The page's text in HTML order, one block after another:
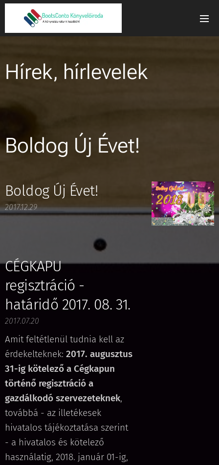
Hírek, hírlevelek
Boldog Új Évet!
Boldog Új Évet!
2017.12.29
CÉGKAPU
regisztráció -
határidő 2017. 08. 31.
2017.07.20
Amit feltétlenül tudnia kell az
érdekelteknek: 2017. augusztus
31-ig kötelező a Cégkapun
történő regisztráció a
gazdálkodó szervezeteknek,
továbbá - az illetékesek
hivatalos tájékoztatása szerint
- a hivatalos és kötelező
használatig, 2018. január 01-ig,